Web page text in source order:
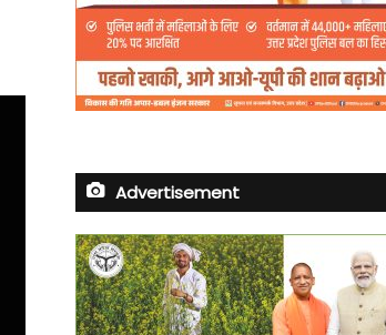
Advertisement